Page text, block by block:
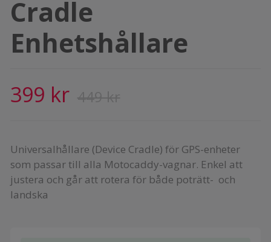
Cradle
Enhetshållare
399 kr
Universalhållare (Device Cradle) för GPS-enheter
som passar till alla Motocaddy-vagnar. Enkel att
justera och går att rotera för både poträtt- och
landska